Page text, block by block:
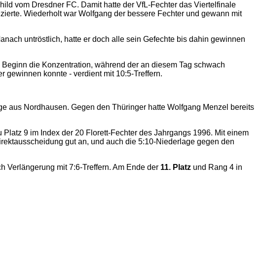
vom Dresdner FC. Damit hatte der VfL-Fechter das Viertelfinale
Wiederholt war Wolfgang der bessere Fechter und gewann mit
untröstlich, hatte er doch alle sein Gefechte bis dahin gewinnen
die Konzentration, während der an diesem Tag schwach
gewinnen konnte - verdient mit 10:5-Treffern.
aus Nordhausen. Gegen den Thüringer hatte Wolfgang Menzel bereits
9 im Index der 20 Florett-Fechter des Jahrgangs 1996. Mit einem
gut an, und auch die 5:10-Niederlage gegen den
Verlängerung mit 7:6-Treffern. Am Ende der 11. Platz und Rang 4 in